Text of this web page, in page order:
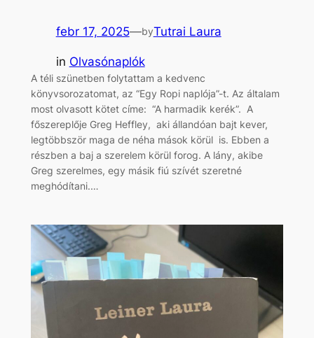
febr 17, 2025—byTutrai Laura
in Olvasónaplók
A téli szünetben folytattam a kedvenc
könyvsorozatomat, az “Egy Ropi naplója”-t. Az általam
most olvasott kötet címe: “A harmadik kerék”. A
főszereplője Greg Heffley, aki állandóan bajt kever,
legtöbbször maga de néha mások körül is. Ebben a
részben a baj a szerelem körül forog. A lány, akibe
Greg szerelmes, egy másik fiú szívét szeretné
meghódítani.…